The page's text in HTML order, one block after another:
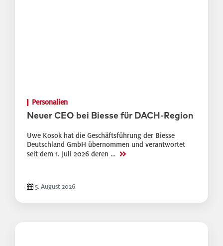
Personalien
Neuer CEO bei Biesse für DACH-Region
Uwe Kosok hat die Geschäftsführung der Biesse
Deutschland GmbH übernommen und verantwortet
seit dem 1. Juli 2026 deren … >>
5. August 2026